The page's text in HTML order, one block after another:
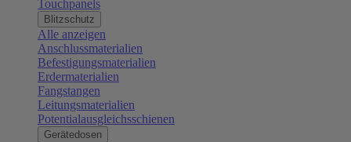
Touchpanels
Blitzschutz
Alle anzeigen
Anschlussmaterialien
Befestigungsmaterialien
Erdermaterialien
Fangstangen
Leitungsmaterialien
Potentialausgleichsschienen
Gerätedosen